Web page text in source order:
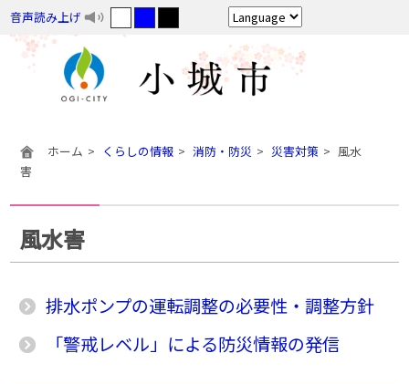
音声読み上げ
ホーム くらしの情報 消防・防災 災害対策
風水
害
風水害
排水ポンプの運転調整の必要性・調整方針
「警戒レベル」による防災情報の発信